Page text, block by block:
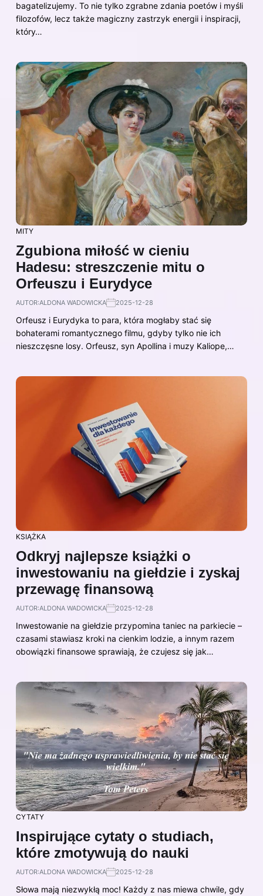
bagatelizujemy. To nie tylko zgrabne zdania poetów i myśli
filozofów, lecz także magiczny zastrzyk energii i inspiracji,
który…
MITY
Zgubiona miłość w cieniu
Hadesu: streszczenie mitu o
Orfeuszu i Eurydyce
AUTOR:ALDONA WADOWICKA 2025-12-28
Orfeusz i Eurydyka to para, która mogłaby stać się
bohaterami romantycznego filmu, gdyby tylko nie ich
nieszczęsne losy. Orfeusz, syn Apollina i muzy Kaliope,…
KSIĄŻKA
Odkryj najlepsze książki o
inwestowaniu na giełdzie i zyskaj
przewagę finansową
AUTOR:ALDONA WADOWICKA 2025-12-28
Inwestowanie na giełdzie przypomina taniec na parkiecie –
czasami stawiasz kroki na cienkim lodzie, a innym razem
obowiązki finansowe sprawiają, że czujesz się jak…
CYTATY
Inspirujące cytaty o studiach,
które zmotywują do nauki
AUTOR:ALDONA WADOWICKA 2025-12-28
Słowa mają niezwykłą moc! Każdy z nas miewa chwile, gdy